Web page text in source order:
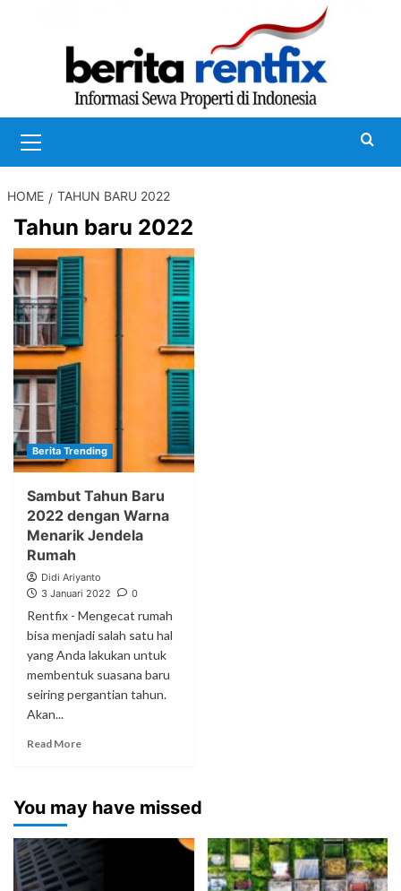
Menu
HOME TAHUN BARU 2022
Tahun baru 2022
Berita Trending
Sambut Tahun Baru
2022 dengan Warna
Menarik Jendela
Rumah
Didi Ariyanto
3 Januari 2022
0
Rentfix - Mengecat rumah
bisa menjadi salah satu hal
yang Anda lakukan untuk
membentuk suasana baru
seiring pergantian tahun.
Akan...
Read More
You may have missed